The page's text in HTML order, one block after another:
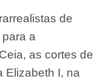
de
a
as cortes de
Elizabeth I, na